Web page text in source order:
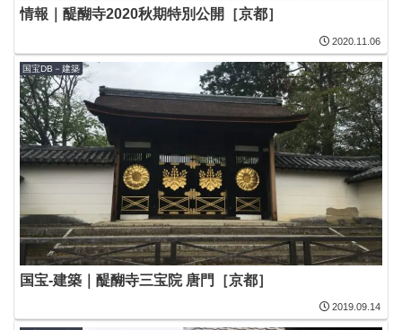
情報｜醍醐寺2020秋期特別公開［京都］
2020.11.06
国宝DB－建築
国宝-建築｜醍醐寺三宝院 唐門［京都］
2019.09.14